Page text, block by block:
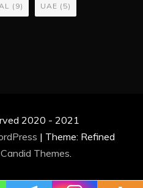
(9) UAE (5)
2020 - 2021
| Theme: Refined
Candid Themes